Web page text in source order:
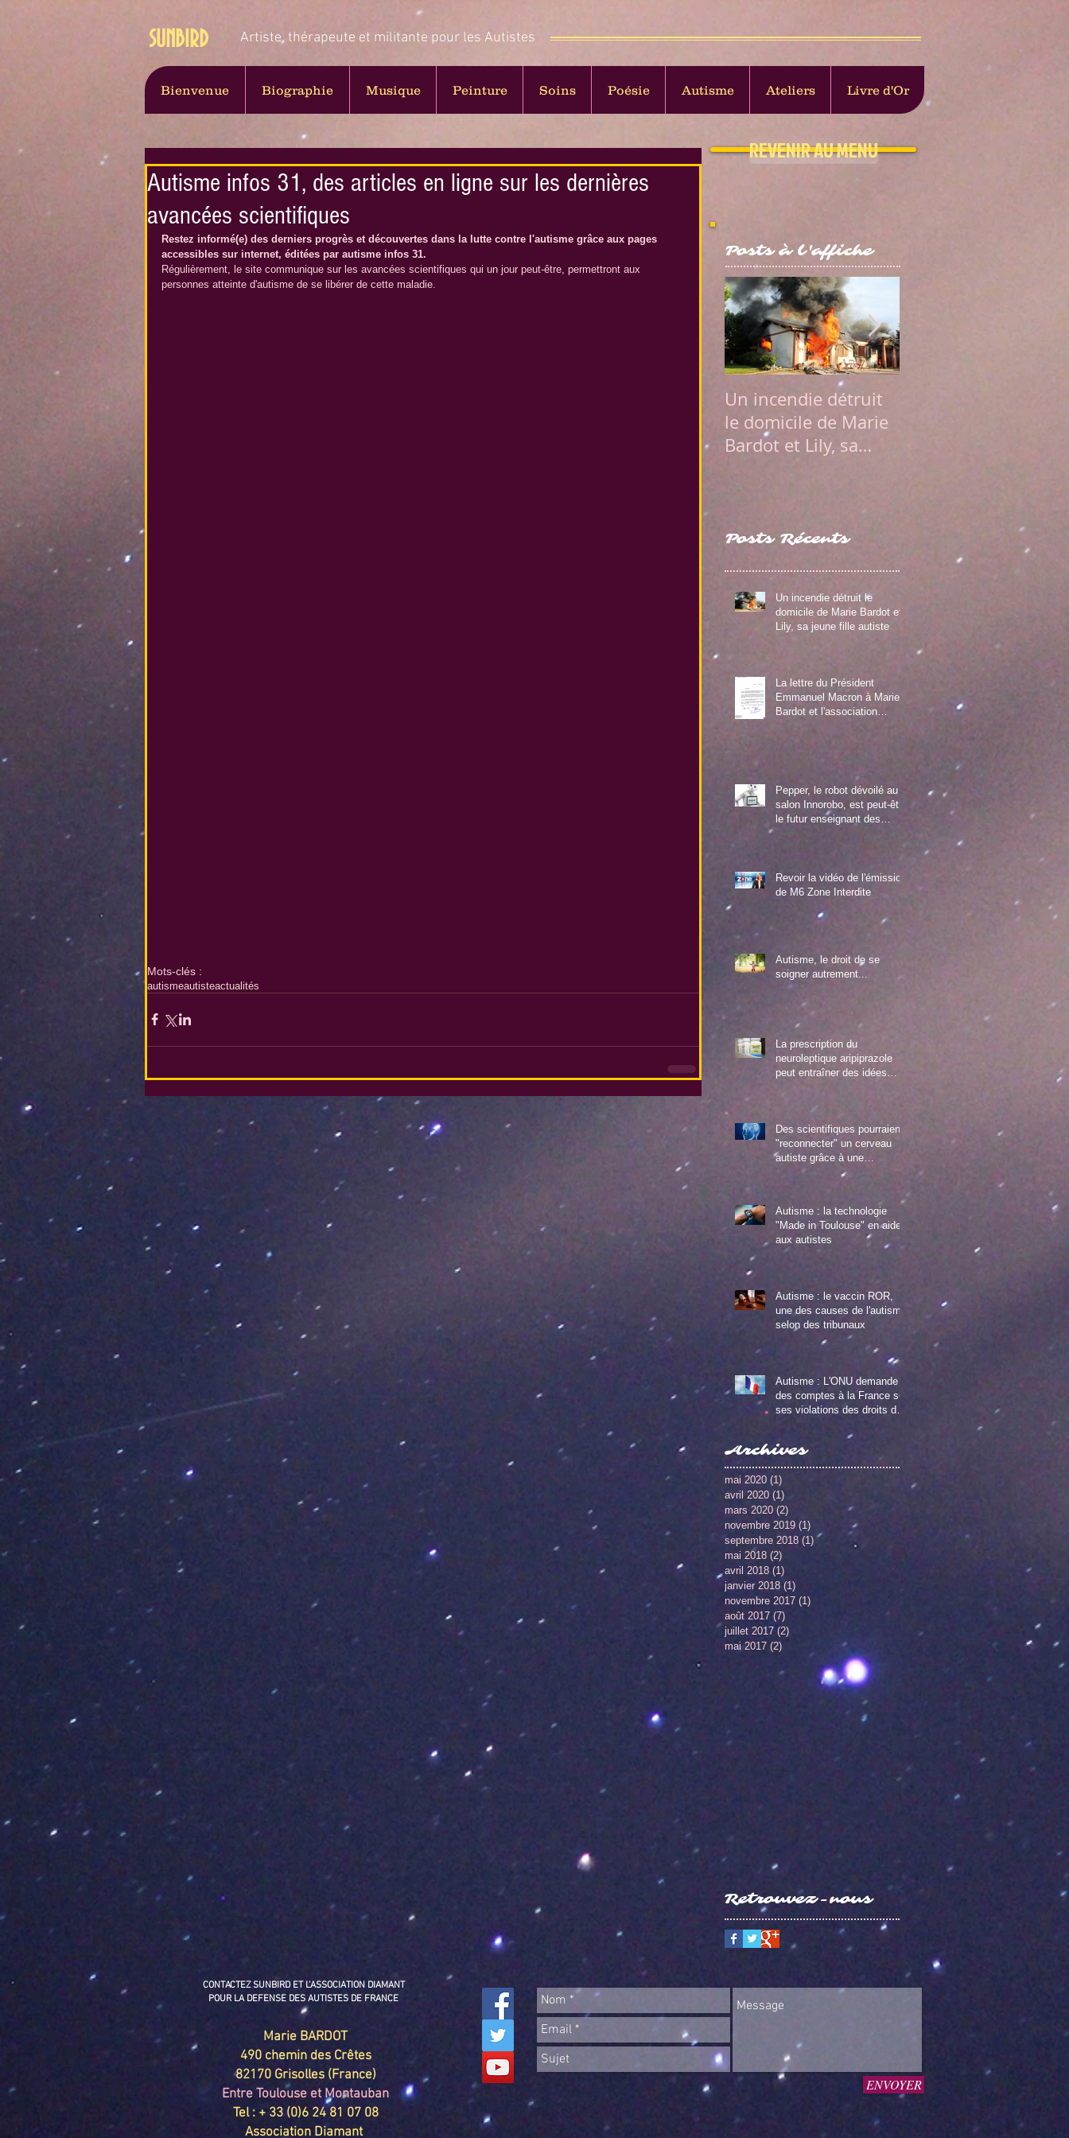
SUNBIRD Artiste, thérapeute et militante pour les Autistes
Bienvenue Biographie Musique Peinture Soins Poésie Autisme Ateliers Livre d'Or
Autisme infos 31, des articles en ligne sur les dernières
avancées scientifiques
Restez informé(e) des derniers progrès et découvertes dans la lutte contre l'autisme grâce aux pages
accessibles sur internet, éditées par autisme infos 31.
Régulièrement, le site communique sur les avancées scientifiques qui un jour peut-être, permettront aux
personnes atteinte d'autisme de se libérer de cette maladie.
Mots-clés :
autismeautisteactualités
REVENIR AU MENU
Posts à l'affiche
Un incendie détruit le
domicile de Marie Bardot et
Lily, sa jeune fille autiste
La lettre du Président
Emmanuel Macron à Marie
Bardot et l'association
Pepper, le robot dévoilé au
salon Innorobo, est peut-être
le futur enseignant des
Revoir la vidéo de l'émission
de M6 Zone Interdite
Autisme, le droit de se
soigner autrement...
La prescription du
neuroleptique aripiprazole
peut entraîner des idées
Des scientifiques pourraient
"reconnecter" un cerveau
autiste grâce à une
manipulation gén
Autisme : la technologie
"Made in Toulouse" en aide
aux autistes
Autisme : le vaccin ROR,
une des causes de l'autisme
selon des tribunaux
Autisme : L'ONU demande
des comptes à la France sur
ses violations des droits des
Posts Récents
Un incendie détruit
le domicile de Marie
Bardot et Lily, sa
mai 2020 (1)
avril 2020 (1)
mars 2020 (2)
novembre 2019 (1)
septembre 2018 (1) 1 post
mai 2018 (2)
avril 2018 (1)
janvier 2018 (1)
novembre 2017 (1)
août 2017 (7)
juillet 2017 (2)
mai 2017 (2)
Archives
Retrouvez-nous
CONTACTEZ SUNBIRD ET L'ASSOCIATION DIAMANT
POUR LA DEFENSE DES AUTISTES DE FRANCE
Marie BARDOT
490 chemin des Crêtes
82170 Grisolles (France)
Entre Toulouse et Montauban
Tel : + 33 (0)6 24 81 07 08
Association Diamant
ENVOYER